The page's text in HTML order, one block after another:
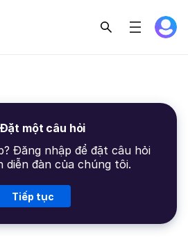
Đặt một câu hỏi
Đăng nhập để đặt câu hỏi
diễn đàn của chúng tôi.
Tiếp tục